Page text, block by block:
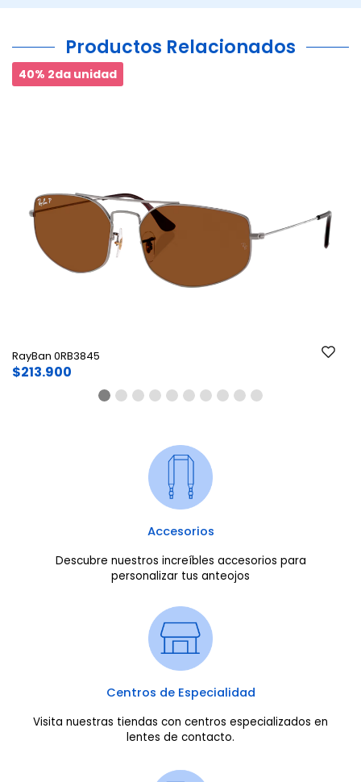
Productos Relacionados
40% 2da unidad
RayBan 0RB3845
$213.900
Ant.
Accesorios
Descubre nuestros increíbles accesorios para
personalizar tus anteojos
Centros de Especialidad
Visita nuestras tiendas con centros especializados en
lentes de contacto.